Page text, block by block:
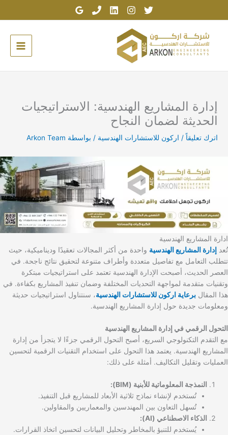
إدارة المشاريع الهندسية: الاستراتيجيات
الحديثة لضمان النجاح
اترك تعليقاً / اركون للاستشارات الهندسية / بواسطة Arkon Team
ادارة المشاريع الهندسية
تُعد
إدارة المشاريع الهندسية واحدة من أكثر المجالات تعقيدًا وديناميكية، حيث
تتطلب التعامل مع تفاصيل متعددة وأطراف متنوعة لتحقيق نتائج ناجحة. في
العصر الحديث، أصبحت الإدارة الهندسية تعتمد على استراتيجيات مبتكرة
وتقنيات متقدمة لمواجهة التحديات المختلفة وضمان تنفيذ المشاريع بكفاءة. في
هذا المقال برعاية اركون للاستشارات الهندسية، سنتناول استراتيجيات حديثة
ومعلومات جديدة حول إدارة المشاريع الهندسية.
التحول الرقمي في إدارة المشاريع الهندسية
مع التقدم التكنولوجي السريع، أصبح التحول الرقمي جزءًا لا يتجزأ من إدارة
المشاريع الهندسية. يعتمد هذا التحول على استخدام التقنيات الرقمية لتحسين
العمليات وتقليل التكاليف. أمثلة على ذلك:
النمذجة المعلوماتية للأبنية (BIM):
تُستخدم لإنشاء نماذج ثلاثية الأبعاد للمشاريع قبل التنفيذ.
تُسهل التعاون بين المهندسين والمعماريين والمقاولين.
الذكاء الاصطناعي (AI):
يُستخدم للتنبؤ بالمخاطر وتحليل البيانات لتحسين اتخاذ القرارات.